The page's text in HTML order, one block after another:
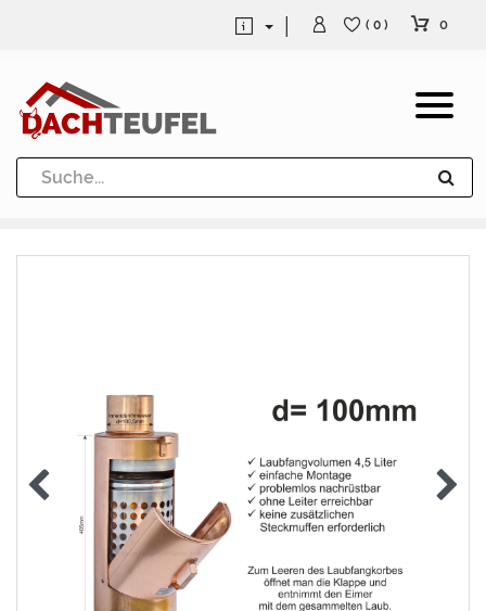
Dachrinne und Fallrohre
Werkzeuge und Löttechnik
( 0 ) 0